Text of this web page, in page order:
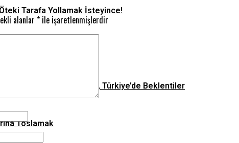
Öteki Tarafa Yollamak İsteyince!
Yarış: Dünyada Füzyon, Türkiye’de Beklentiler
Toslamak
alanlar * ile işaretlenmişlerdir